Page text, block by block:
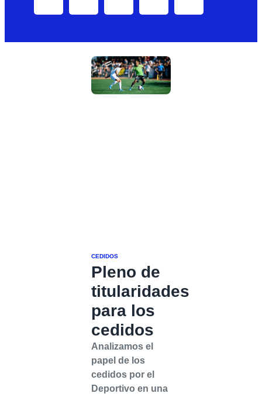
CEDIDOS
Pleno de
titularidades
para los
cedidos
Analizamos el
papel de los
cedidos por el
Deportivo en una